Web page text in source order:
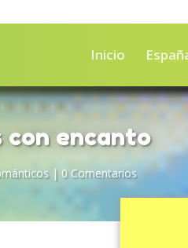
Inicio
con encanto
| 0 Comentarios